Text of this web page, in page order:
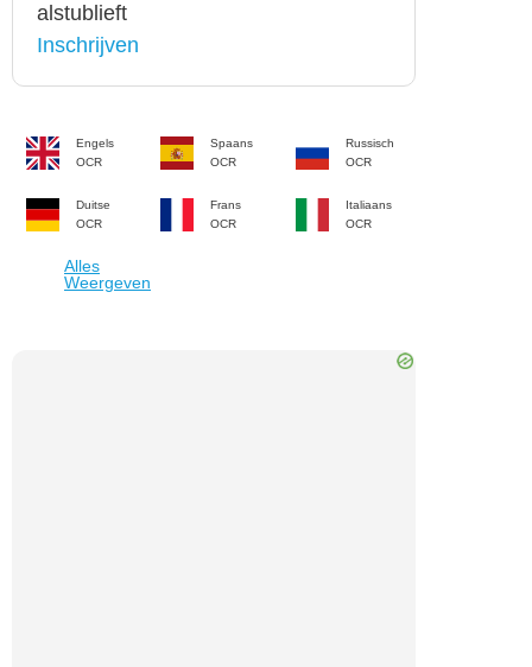
alstublieft
Inschrijven
Engels
OCR
Spaans
OCR
Russisch
OCR
Duitse
OCR
Frans
OCR
Italiaans
OCR
Alles
Weergeven